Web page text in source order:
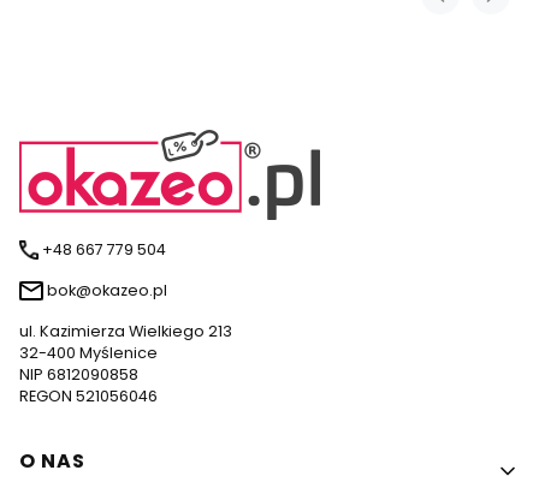
+48 667 779 504
bok@okazeo.pl
ul. Kazimierza Wielkiego 213
32-400 Myślenice
NIP 6812090858
REGON 521056046
Linki w stopce
O NAS